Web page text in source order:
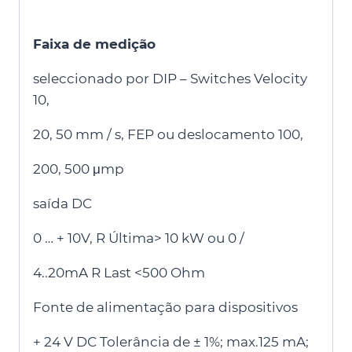
Faixa de medição
seleccionado por DIP – Switches Velocity
10,
20, 50 mm / s, FEP ou deslocamento 100,
200, 500 μmp
saída DC
0 … + 10V, R Última> 10 kW ou 0 /
4..20mA R Last <500 Ohm
Fonte de alimentação para dispositivos
+ 24 V DC Tolerância de ± 1%; max.125 mA;